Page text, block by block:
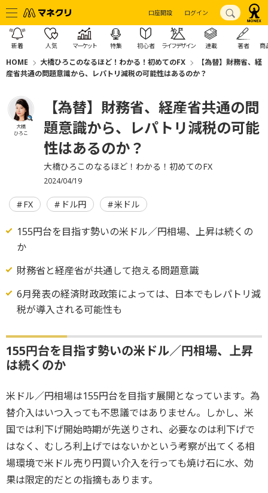
口座開設 ログイン
新着 人気 マーケット 特集 初心者 ライフデザイン 連載 著者 商
HOME 大橋ひろこのなるほど！わかる！初めてのFX
【為替】財務省、経
産省共通の問題意識から、レパトリ減税の可能性はあるのか？
大橋
ひろこ
【為替】財務省、経産省共通の問
題意識から、レパトリ減税の可能
性はあるのか？
大橋ひろこのなるほど！わかる！初めてのFX
2024/04/19
FX ドル円 米ドル
155円台を目指す勢いの米ドル／円相場、上昇は続くの
か
財務省と経産省が共通して抱える問題意識
6月発表の経済財政政策によっては、日本でもレパトリ減
税が導入される可能性も
155円台を目指す勢いの米ドル／円相場、上昇
は続くのか
米ドル／円相場は155円台を目指す展開となっています。為
替介入はいつ入っても不思議ではありません。しかし、米
国では利下げ開始時期が先送りされ、必要なのは利下げで
はなく、むしろ利上げではないかという考察が出てくる相
場環境で米ドル売り円買い介入を行っても焼け石に水、効
果は限定的だとの指摘もあります。